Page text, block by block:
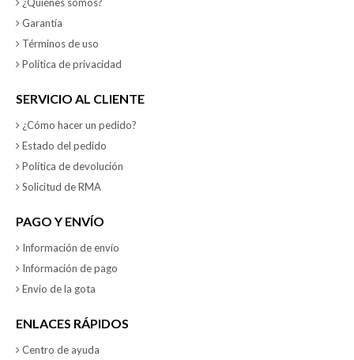
Garantía
Términos de uso
Política de privacidad
SERVICIO AL CLIENTE
¿Cómo hacer un pedido?
Estado del pedido
Política de devolución
Solicitud de RMA
PAGO Y ENVÍO
Información de envío
Información de pago
Envio de la gota
ENLACES RÁPIDOS
Centro de ayuda